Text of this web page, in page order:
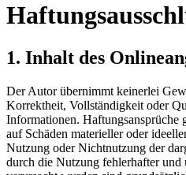
1. Inhalt des
Der Autor übernimmt keinerlei
Korrektheit, Vollständigkeit oder
Informationen. Haftungsansprüche
auf Schäden materieller oder
Nutzung oder Nichtnutzung der
durch die Nutzung fehlerhafter